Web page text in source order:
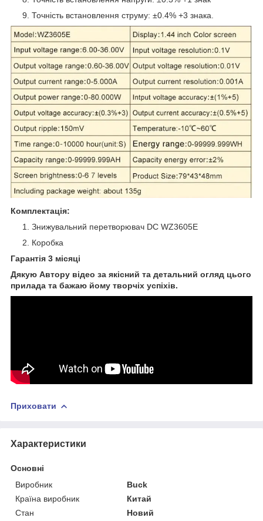
Точність встановлення струму: ±0.4% +3 знака.
Комплектація:
Знижувальний перетворювач DC WZ3605E
Коробка
Гарантія 3 місяці
Дякую Автору відео за якісний та детальний огляд цього
прилада та бажаю йому творчіх успіхів.
Приховати
Характеристики
Основні
Виробник
Buck
Країна виробник
Китай
Стан
Новий